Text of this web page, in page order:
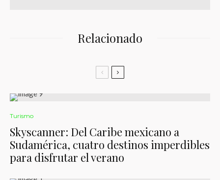
Relacionado
Turismo
Skyscanner: Del Caribe mexicano a
Sudamérica, cuatro destinos imperdibles
para disfrutar el verano